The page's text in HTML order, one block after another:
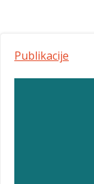
Publikacije